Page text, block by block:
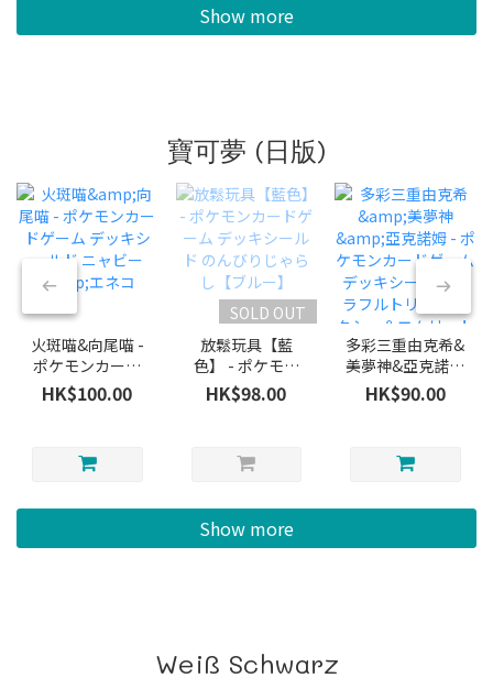
Show more
寶可夢 (日版)
火斑喵&向尾喵 -
ポケモンカード
ゲーム デッキシ
ールド ニャビー
HK$100.00
SOLD OUT
放鬆玩具【藍
色】 - ポケモン
カードゲーム デ
ッキシールド の
HK$98.00
多彩三重由克希&
美夢神&亞克諾姆
- ポケモンカード
ゲーム デッキシ
ー＆エムリット
HK$90.00
Show more
Weiß Schwarz